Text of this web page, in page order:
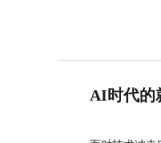
AI时代的